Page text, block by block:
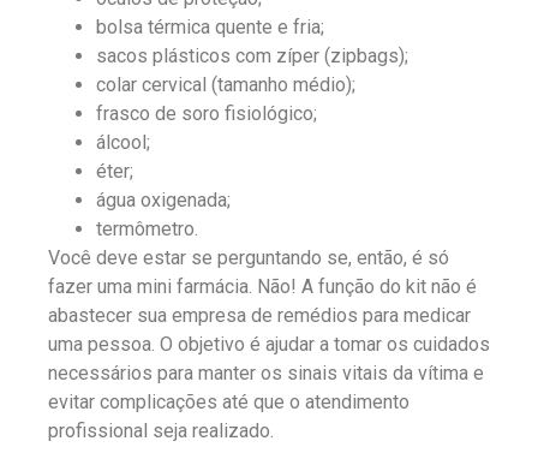
bolsa térmica quente e fria;
sacos plásticos com zíper (zipbags);
colar cervical (tamanho médio);
frasco de soro fisiológico;
álcool;
éter;
água oxigenada;
termômetro.
Você deve estar se perguntando se, então, é só
fazer uma mini farmácia. Não! A função do kit não é
abastecer sua empresa de remédios para medicar
uma pessoa. O objetivo é ajudar a tomar os cuidados
necessários para manter os sinais vitais da vítima e
evitar complicações até que o atendimento
profissional seja realizado.